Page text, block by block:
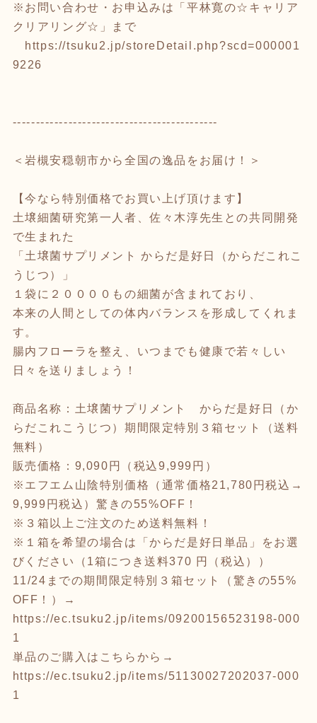
※お問い合わせ・お申込みは「平林寛の☆キャリア
クリアリング☆」まで
https://tsuku2.jp/storeDetail.php?scd=000001
9226
--------------------------------------------
＜岩槻安穏朝市から全国の逸品をお届け！＞
【今なら特別価格でお買い上げ頂けます】
土壌細菌研究第一人者、佐々木淳先生との共同開発
で生まれた
「土壌菌サプリメント からだ是好日（からだこれこ
うじつ）」
１袋に２００００もの細菌が含まれており、
本来の人間としての体内バランスを形成してくれま
す。
腸内フローラを整え、いつまでも健康で若々しい
日々を送りましょう！
商品名称：土壌菌サプリメント からだ是好日（か
らだこれこうじつ）期間限定特別３箱セット（送料
無料）
販売価格：9,090円（税込9,999円）
※エフエム山陰特別価格（通常価格21,780円税込→
9,999円税込）驚きの55%OFF！
※３箱以上ご注文のため送料無料！
※１箱を希望の場合は「からだ是好日単品」をお選
びください（1箱につき送料370 円（税込））
11/24までの期間限定特別３箱セット（驚きの55%
OFF！）→
https://ec.tsuku2.jp/items/09200156523198-000
1
単品のご購入はこちらから→
https://ec.tsuku2.jp/items/51130027202037-000
1